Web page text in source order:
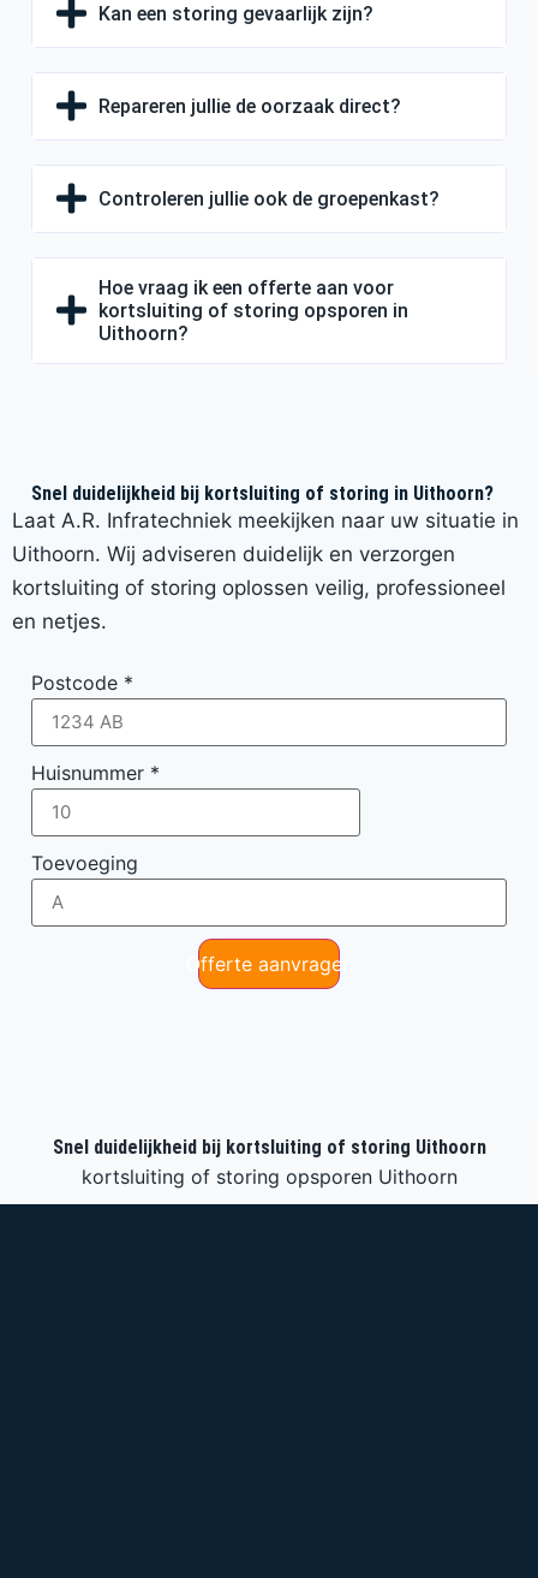
Kan een storing gevaarlijk zijn?
Repareren jullie de oorzaak direct?
Controleren jullie ook de groepenkast?
Hoe vraag ik een offerte aan voor
kortsluiting of storing opsporen in
Uithoorn?
Snel duidelijkheid bij kortsluiting of storing in Uithoorn?
Laat A.R. Infratechniek meekijken naar uw situatie in
Uithoorn. Wij adviseren duidelijk en verzorgen
kortsluiting of storing oplossen veilig, professioneel
en netjes.
Postcode *
Huisnummer *
Toevoeging
Offerte aanvragen
Snel duidelijkheid bij kortsluiting of storing Uithoorn
kortsluiting of storing opsporen Uithoorn